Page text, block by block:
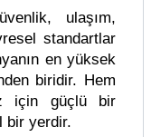
ulaşım,
standartlar
en yüksek
biridir. Hem
için güçlü bir
bir yerdir.